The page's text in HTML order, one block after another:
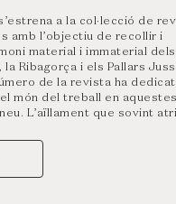
a la col·lecció de
amb l’objectiu de recollir i
material i immaterial dels
Ribagorça i els Pallars
de la revista ha
món del treball en aquestes
L’aïllament que sovint
adonem que, com a terra de
la Ribagorça i l’Aran han estat
d’intercanvi de béns i